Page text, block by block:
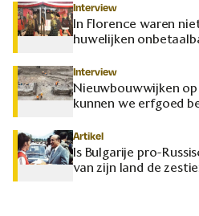
Interview
In Florence waren
huwelijken
Interview
Nieuwbouwwijken op
kunnen we erfgoed
Artikel
Is Bulgarije pro-
van zijn land de